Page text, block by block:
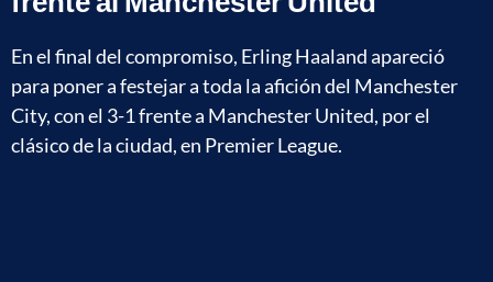
En el final del compromiso, Erling Haaland apareció
para poner a festejar a toda la afición del Manchester
City, con el 3-1 frente a Manchester United, por el
clásico de la ciudad, en Premier League.